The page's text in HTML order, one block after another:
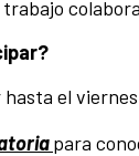
el
para